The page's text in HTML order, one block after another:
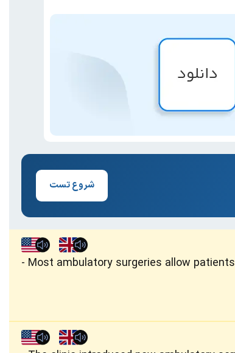
شروع تست
Most ambulatory surgeries allow